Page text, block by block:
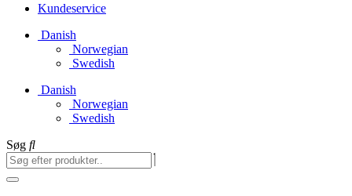
Kundeservice
Danish
Norwegian
Swedish
Danish
Norwegian
Swedish
Søg